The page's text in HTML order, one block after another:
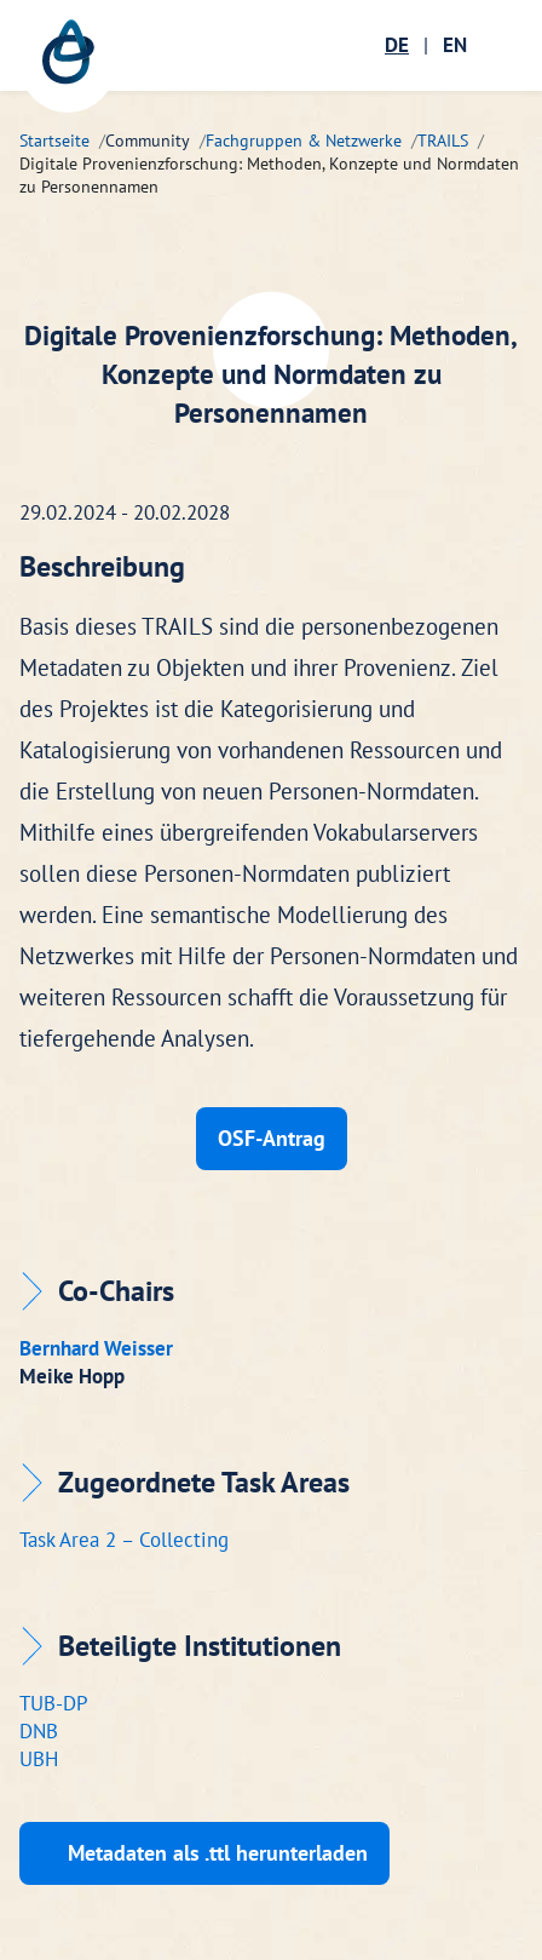
Zum Hauptinhalt springen
DE | EN
Startseite Community Fachgruppen & Netzwerke
TRAILS
Digitale Provenienzforschung: Methoden, Konzepte und Normdaten
zu Personennamen
Digitale Provenienzforschung: Methoden,
Konzepte und Normdaten zu
Personennamen
29.02.2024 - 20.02.2028
Beschreibung
Basis dieses TRAILS sind die personenbezogenen
Metadaten zu Objekten und ihrer Provenienz. Ziel
des Projektes ist die Kategorisierung und
Katalogisierung von vorhandenen Ressourcen und
die Erstellung von neuen Personen-Normdaten.
Mithilfe eines übergreifenden Vokabularservers
sollen diese Personen-Normdaten publiziert
werden. Eine semantische Modellierung des
Netzwerkes mit Hilfe der Personen-Normdaten und
weiteren Ressourcen schafft die Voraussetzung für
tiefergehende Analysen.
OSF-Antrag
Co-Chairs
Bernhard Weisser
Meike Hopp
Zugeordnete Task Areas
Task Area 2 – Collecting
Beteiligte Institutionen
TUB-DP
DNB
UBH
Metadaten als .ttl herunterladen